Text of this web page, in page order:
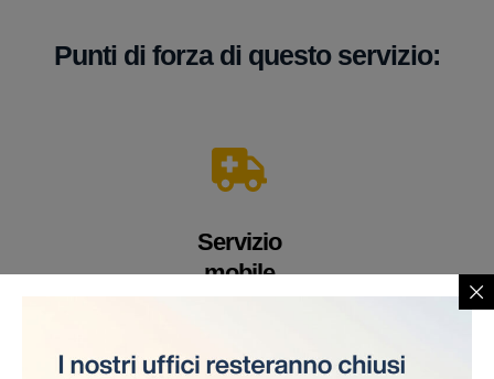
Punti di forza di questo servizio:
Servizio
mobile
nostri servizi direttamente sul cantiere, eliminando la